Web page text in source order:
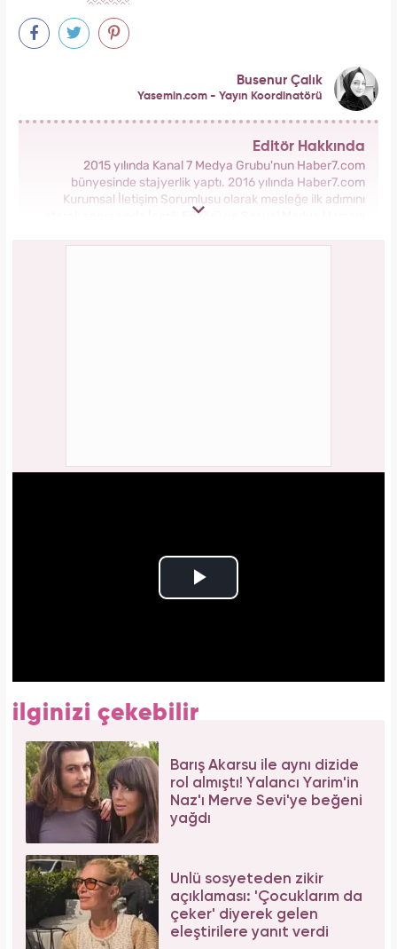
Busenur Çalık
Yasemin.com - Yayın Koordinatörü
Editör Hakkında
2015 yılında Kanal 7 Medya Grubu'nun Haber7.com
bünyesinde stajyerlik yaptı. 2016 yılında Haber7.com
Kurumsal İletişim Sorumlusu olarak mesleğe ilk adımını
atarak sonrasında İçerik Editörü ve Sosyal Medya Uzmanı
Kadın Sitesinde önce Haber Editörü sonrasında Haber Şefi
ilginizi çekebilir
Barış Akarsu ile aynı dizide
rol almıştı! Yalancı Yarim'in
Naz'ı Merve Sevi'ye beğeni
yağdı
Ünlü sosyeteden zikir
açıklaması: 'Çocuklarım da
çeker' diyerek gelen
eleştirilere yanıt verdi